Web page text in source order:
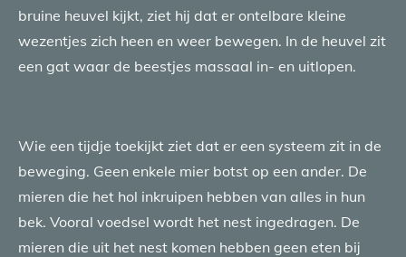
bruine heuvel kijkt, ziet hij dat er ontelbare kleine
wezentjes zich heen en weer bewegen. In de heuvel zit
een gat waar de beestjes massaal in- en uitlopen.
Wie een tijdje toekijkt ziet dat er een systeem zit in de
beweging. Geen enkele mier botst op een ander. De
mieren die het hol inkruipen hebben van alles in hun
bek. Vooral voedsel wordt het nest ingedragen. De
mieren die uit het nest komen hebben geen eten bij